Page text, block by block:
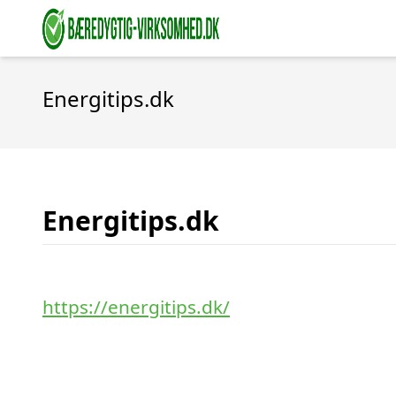
Energitips.dk
Energitips.dk
https://energitips.dk/